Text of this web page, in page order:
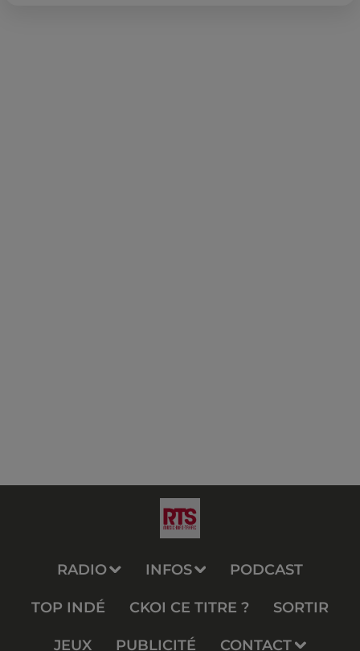
RADIO INFOS PODCAST
TOP INDÉ CKOI CE TITRE ? SORTIR
JEUX PUBLICITÉ CONTACT